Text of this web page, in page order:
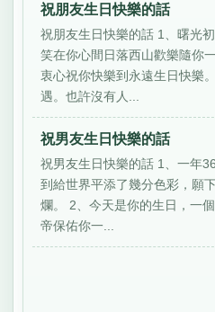
祝朋友生日快樂的話
祝朋友生日快樂的話 1、曙光
笑在你心間日落西山歡樂隨你
衷心祝你快樂到永遠生日快樂
遇。也許沒有人...
祝男友生日快樂的話
祝男友生日快樂的話 1、一年
到給世界平添了幾分色彩，願
爛。 2、今天是你的生日，一
帝保佑你一...